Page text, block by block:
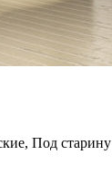
Под старину